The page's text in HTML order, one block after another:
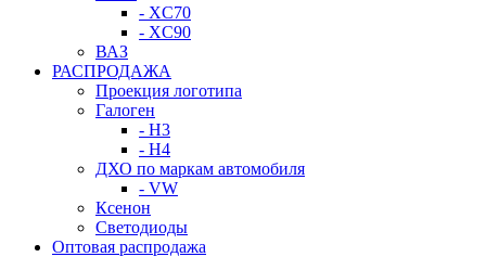
- XC70
- XC90
ВАЗ
РАСПРОДАЖА
Проекция логотипа
Галоген
- H3
- H4
ДХО по маркам автомобиля
- VW
Ксенон
Светодиоды
Оптовая распродажа